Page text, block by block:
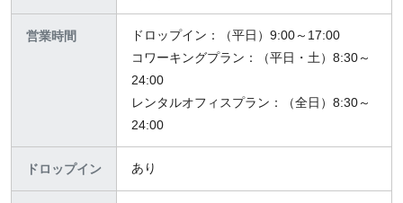
営業時間
ドロップイン：（平日）9:00～17:00
コワーキングプラン：（平日・土）8:30～
24:00
レンタルオフィスプラン：（全日）8:30～
24:00
ドロップイン あり